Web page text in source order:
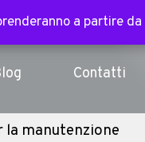
per tutte le bike
Contatti
la manutenzione
a partire
a partire